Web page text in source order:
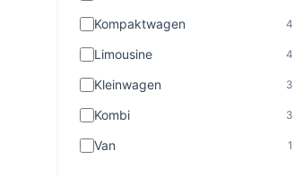
Kompaktwagen 4
Limousine 4
Kleinwagen 3
Kombi 3
Van 1